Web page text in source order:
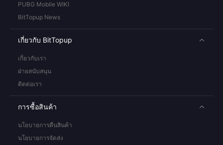
PUBG Mobile WIKI
BitTopup News
เกี่ยวกับ BitTopup
เกี่ยวกับเรา
ฝ่ายสนับสนุน
ติดต่อเรา
การซื้อสินค้า
นโยบายการคืนสินค้า
นโยบายการจัดส่ง